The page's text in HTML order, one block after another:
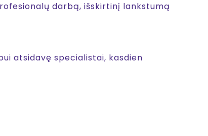
darbą, išskirtinį lankstumą
atsidavę specialistai, kasdien